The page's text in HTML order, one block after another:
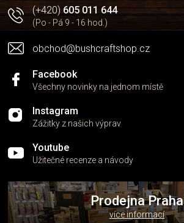
k
y
ý
s
(+420)605 011 644
(Po - Pá 9 - 16 hod.)
obchod@bushcraftshop.cz
Facebook
Všechny novinky na jednom místě
Instagram
Zážitky z našich výprav
Youtube
Užitečné recenze a návody
Prodejna Praha
více informací